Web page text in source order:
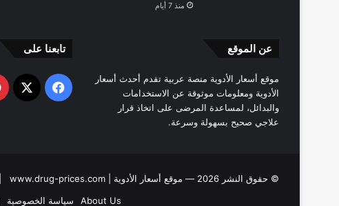
منذ 7 أيام
عن الموقع
موقع أسعار الأدوية منصة عربية تقدم أحدث أسعار
الأدوية ومعلومات موثوقة عن الاستخدامات
والبدائل، لمساعدة المرضى على اتخاذ قرار
علاجي صحيح بسهولة وسرعة.
تابعنا على
فيسبوك
X
© حقوق النشر 2026 — موقع أسعار الأدوية | www.drug-prices.com |
About Us
سياسة الخصوصية